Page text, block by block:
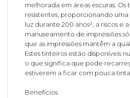
melhorada em áreas escuras. Os
resistentes, proporcionando uma
luz durante 200 anos², a riscos e
manuseamento de impressões
que as impressões mantêm a
Estes tinteiros estão disponíveis
o que significa que pode
estiverem a ficar com pouca tinta.
Benefícios